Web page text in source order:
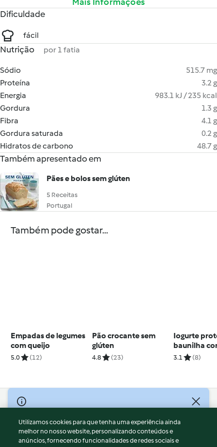
Dificuldade
fácil
Nutrição por 1 fatia
Sódio
515.7 mg
Proteína
3.2 g
Energia
983.1 kJ / 235 kcal
Gordura
1.3 g
Fibra
4.1 g
Gordura saturada
0.2 g
Hidratos de carbono
48.7 g
Também apresentado em
Pães e bolos sem glúten
5 Receitas
Portugal
Também pode gostar...
Empadas de legumes
com queijo
5.0 (12)
Pão crocante sem
glúten
4.8 (23)
Iogurte
baunilha
de chia
3.1 (8)
© Copyright 2026
Termos de Utilização
Aviso sobre Proteção de Dados
Utilizamos cookies para que tenha uma experiência ainda
melhor no nosso website, personalizando conteúdos e
anúncios, fornecendo funcionalidades de redes sociais e